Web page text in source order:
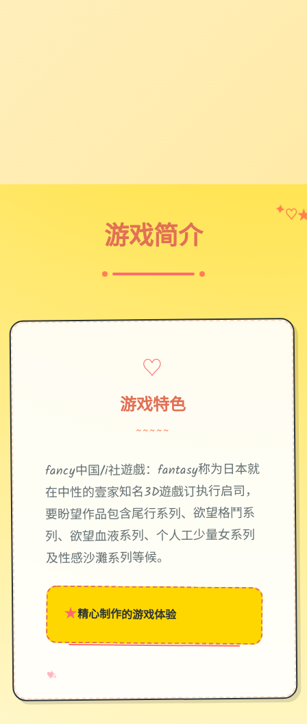
游戏简介
♡
♡
游戏特色
~~~~~
fancy中国/i社遊戲：fantasy称为日本就
在中性的壹家知名3D遊戲订执行启司，
要盼望作品包含尾行系列、欲望格鬥系
列、欲望血液系列、个人工少量女系列
及性感沙灘系列等候。
★精心制作的游戏体验
♥
✧
→